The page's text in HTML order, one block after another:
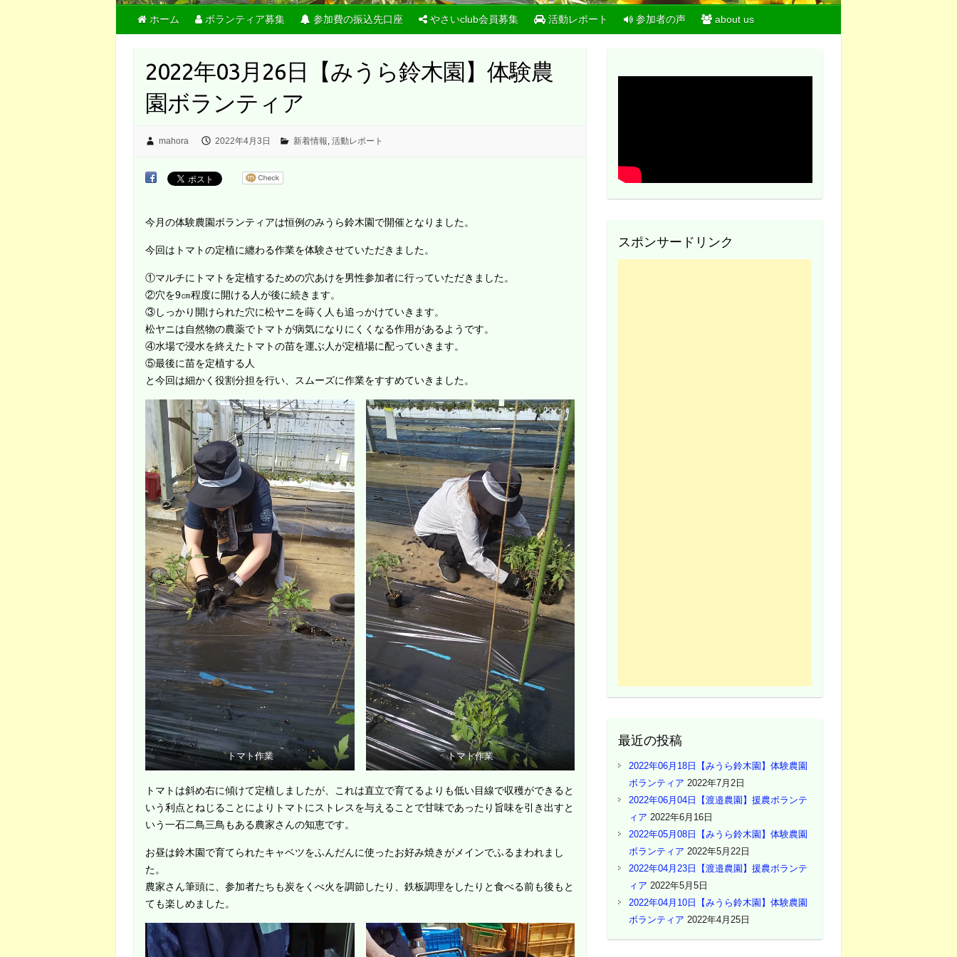
ホーム ボランティア募集 参加費の振込先口座 やさいclub会員募集 活動レポート 参加者の声 about us
2022年03月26日【みうら鈴木園】体験農
園ボランティア
mahora 2022年4月3日 新着情報, 活動レポート
今月の体験農園ボランティアは恒例のみうら鈴木園で開催となりました。
今回はトマトの定植に纏わる作業を体験させていただきました。
①マルチにトマトを定植するための穴あけを男性参加者に行っていただきました。
②穴を9㎝程度に開ける人が後に続きます。
③しっかり開けられた穴に松ヤニを蒔く人も追っかけていきます。
松ヤニは自然物の農薬でトマトが病気になりにくくなる作用があるようです。
④水場で浸水を終えたトマトの苗を運ぶ人が定植場に配っていきます。
⑤最後に苗を定植する人
と今回は細かく役割分担を行い、スムーズに作業をすすめていきました。
トマト作業 トマト作業
トマトは斜め右に傾けて定植しましたが、これは直立で育てるよりも低い目線で収穫ができると
いう利点とねじることによりトマトにストレスを与えることで甘味であったり旨味を引き出すと
いう一石二鳥三鳥もある農家さんの知恵です。
お昼は鈴木園で育てられたキャベツをふんだんに使ったお好み焼きがメインでふるまわれまし
た。
農家さん筆頭に、参加者たちも炭をくべ火を調節したり、鉄板調理をしたりと食べる前も後もと
ても楽しめました。
スポンサードリンク
最近の投稿
2022年06月18日【みうら鈴木園】体験農園
ボランティア 2022年7月2日
2022年06月04日【渡邉農園】援農ボランテ
ィア 2022年6月16日
2022年05月08日【みうら鈴木園】体験農園
ボランティア 2022年5月22日
2022年04月23日【渡邉農園】援農ボランテ
ィア 2022年5月5日
2022年04月10日【みうら鈴木園】体験農園
ボランティア 2022年4月25日